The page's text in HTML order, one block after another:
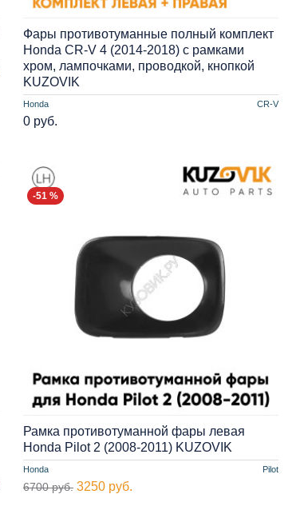
Honda CR-V
Фары противотуманные полный комплект
Honda CR-V 4 (2014-2018) с рамками
хром, лампочками, проводкой, кнопкой
KUZOVIK
0 руб.
-51 %
Honda Pilot
Рамка противотуманной фары левая
Honda Pilot 2 (2008-2011) KUZOVIK
6700 руб. 3250 руб.